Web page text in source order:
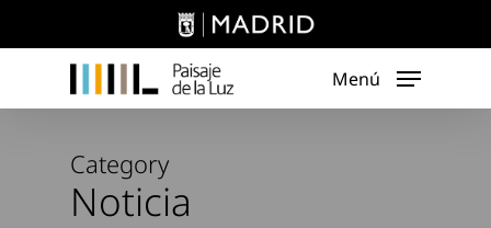
Menú
Category
Noticia